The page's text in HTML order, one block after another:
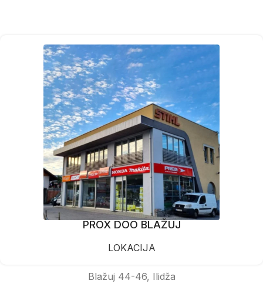
PROX DOO BLAŽUJ
LOKACIJA
Blažuj 44-46, Ilidža